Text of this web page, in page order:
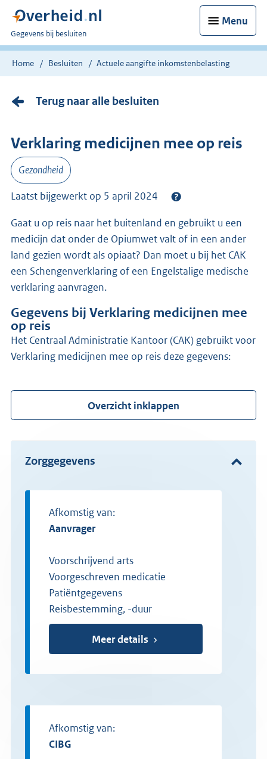
Menu
U
bent
nu
Gegevens bij besluiten
Home Besluiten Actuele aangifte inkomstenbelasting
Terug naar alle besluiten
Verklaring medicijnen mee op reis
Gezondheid
Laatst bijgewerkt op 5 april 2024
Gaat u op reis naar het buitenland en gebruikt u een
medicijn dat onder de Opiumwet valt of in een ander
land gezien wordt als opiaat? Dan moet u bij het CAK
een Schengenverklaring of een Engelstalige medische
verklaring aanvragen.
Gegevens bij Verklaring medicijnen mee
op reis
het Centraal Administratie Kantoor (CAK) gebruikt voor
Verklaring medicijnen mee op reis deze gegevens:
Overzicht inklappen
Zorggegevens
Afkomstig van:
aanvrager
Voorschrijvend arts
Voorgeschreven medicatie
Patiëntgegevens
Reisbestemming, -duur
Meer details
Afkomstig van:
CIBG